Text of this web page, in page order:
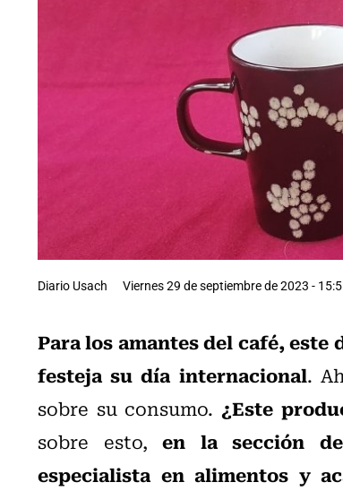
Diario Usach Viernes 29 de septiembre de 2023 -
Para los amantes del café, este
festeja su día internacional.
sobre su consumo. ¿Este
sobre esto,en la sección
especialista en alimentos y